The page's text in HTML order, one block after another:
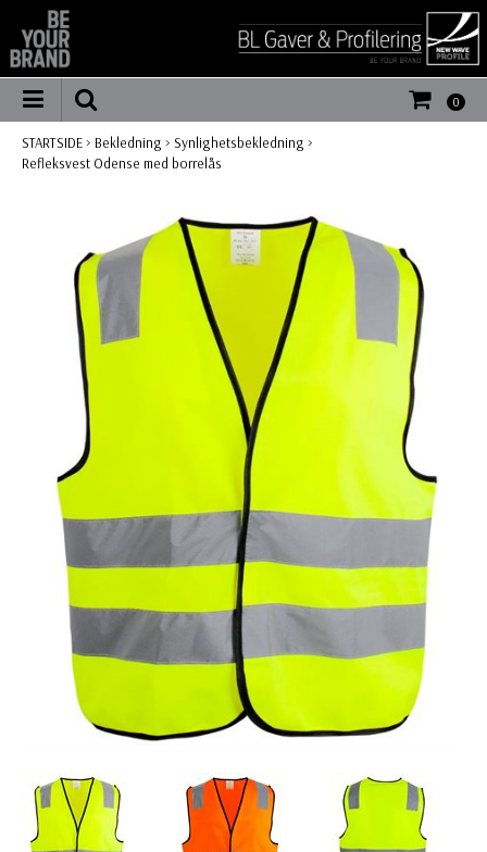
0
STARTSIDE> Bekledning > Synlighetsbekledning >
Refleksvest Odense med borrelås